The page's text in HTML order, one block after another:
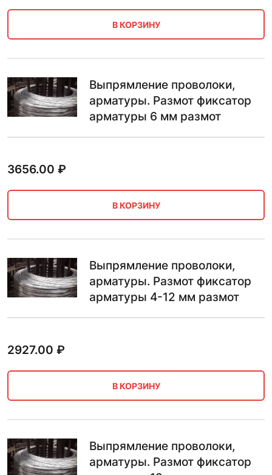
В КОРЗИНУ
Выпрямление проволоки,
арматуры. Размот фиксатор
арматуры 6 мм размот
3656.00 ₽
В КОРЗИНУ
Выпрямление проволоки,
арматуры. Размот фиксатор
арматуры 4-12 мм размот
2927.00 ₽
В КОРЗИНУ
Выпрямление проволоки,
арматуры. Размот фиксатор